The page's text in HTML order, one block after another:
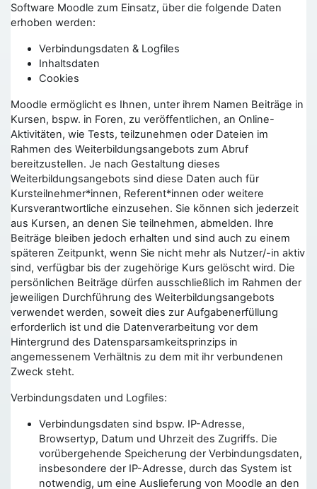
Software Moodle zum Einsatz, über die folgende Daten
erhoben werden:
Verbindungsdaten & Logfiles
Inhaltsdaten
Cookies
Moodle ermöglicht es Ihnen, unter ihrem Namen Beiträge in
Kursen, bspw. in Foren, zu veröffentlichen, an Online-
Aktivitäten, wie Tests, teilzunehmen oder Dateien im
Rahmen des Weiterbildungsangebots zum Abruf
bereitzustellen. Je nach Gestaltung dieses
Weiterbildungsangebots sind diese Daten auch für
Kursteilnehmer*innen, Referent*innen oder weitere
Kursverantwortliche einzusehen. Sie können sich jederzeit
aus Kursen, an denen Sie teilnehmen, abmelden. Ihre
Beiträge bleiben jedoch erhalten und sind auch zu einem
späteren Zeitpunkt, wenn Sie nicht mehr als Nutzer/-in aktiv
sind, verfügbar bis der zugehörige Kurs gelöscht wird. Die
persönlichen Beiträge dürfen ausschließlich im Rahmen der
jeweiligen Durchführung des Weiterbildungsangebots
verwendet werden, soweit dies zur Aufgabenerfüllung
erforderlich ist und die Datenverarbeitung vor dem
Hintergrund des Datensparsamkeitsprinzips in
angemessenem Verhältnis zu dem mit ihr verbundenen
Zweck steht.
Verbindungsdaten und Logfiles:
Verbindungsdaten sind bspw. IP-Adresse,
Browsertyp, Datum und Uhrzeit des Zugriffs. Die
vorübergehende Speicherung der Verbindungsdaten,
insbesondere der IP-Adresse, durch das System ist
notwendig, um eine Auslieferung von Moodle an den